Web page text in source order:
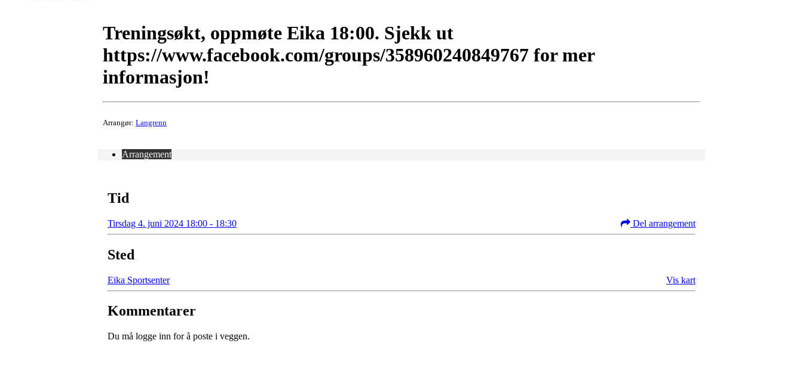
Treningsøkt, oppmøte Eika 18:00. Sjekk ut
https://www.facebook.com/groups/358960240849767 for mer
informasjon!
Arrangør: Langrenn
Arrangement
Tid
Tirsdag 4. juni 2024 18:00 - 18:30 Del arrangement
Sted
Eika Sportsenter Vis kart
Kommentarer
Du må logge inn for å poste i veggen.